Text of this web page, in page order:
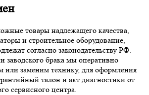
товары надлежащего качества,
и строительное оборудование,
согласно законодательству РФ.
заводского брака мы оперативно
или заменим технику, для оформления
талон и акт диагностики от
сервисного центра.